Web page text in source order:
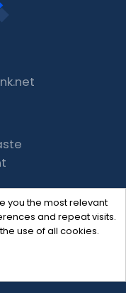
you the most relevant
and repeat visits.
use of all cookies.